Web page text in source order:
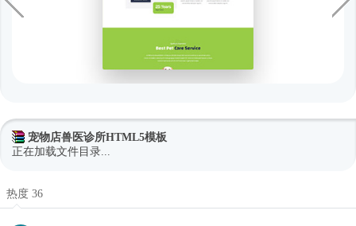
宠物店兽医诊所HTML5模板
正在加载文件目录...
热度 36